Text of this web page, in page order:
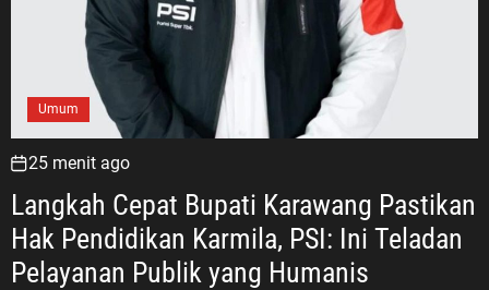
Umum
25 menit ago
Langkah Cepat Bupati Karawang Pastikan
Hak Pendidikan Karmila, PSI: Ini Teladan
Pelayanan Publik yang Humanis